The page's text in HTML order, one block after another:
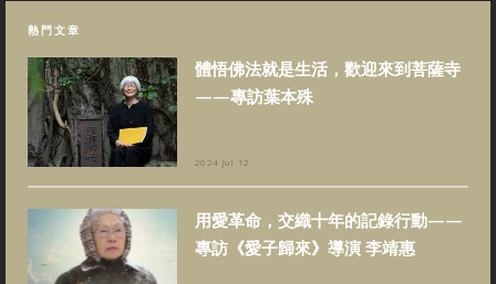
熱門文章
體悟佛法就是生活，歡迎來到菩薩寺
——專訪葉本殊
2024 Jul 12
用愛革命，交織十年的記錄行動——
專訪《愛子歸來》導演 李靖惠